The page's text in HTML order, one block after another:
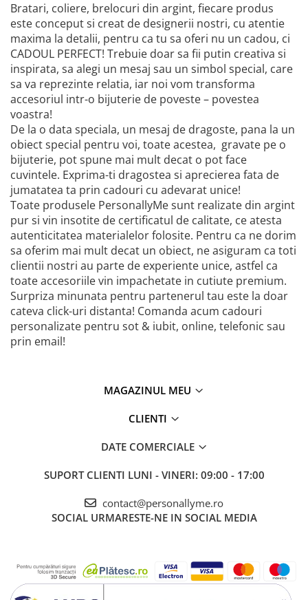
Bratari, coliere, brelocuri din argint, fiecare produs
este conceput si creat de designerii nostri, cu atentie
maxima la detalii, pentru ca tu sa oferi nu un cadou, ci
CADOUL PERFECT! Trebuie doar sa fii putin creativa si
inspirata, sa alegi un mesaj sau un simbol special, care
sa va reprezinte relatia, iar noi vom transforma
accesoriul intr-o bijuterie de poveste – povestea
voastra!
De la o data speciala, un mesaj de dragoste, pana la un
obiect special pentru voi, toate acestea, gravate pe o
bijuterie, pot spune mai mult decat o pot face
cuvintele. Exprima-ti dragostea si aprecierea fata de
jumatatea ta prin cadouri cu adevarat unice!
Toate produsele PersonallyMe sunt realizate din argint
pur si vin insotite de certificatul de calitate, ce atesta
autenticitatea materialelor folosite. Pentru ca ne dorim
sa oferim mai mult decat un obiect, ne asiguram ca toti
clientii nostri au parte de experiente unice, astfel ca
toate accesoriile vin impachetate in cutiute premium.
Surpriza minunata pentru partenerul tau este la doar
cateva click-uri distanta! Comanda acum cadouri
personalizate pentru sot & iubit, online, telefonic sau
prin email!
MAGAZINUL MEU
CLIENTI
DATE COMERCIALE
SUPORT CLIENTI LUNI - VINERI: 09:00 - 17:00
contact@personallyme.ro
SOCIAL URMARESTE-NE IN SOCIAL MEDIA